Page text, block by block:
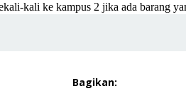
kali ke kampus 2 jika ada barang
Bagikan: